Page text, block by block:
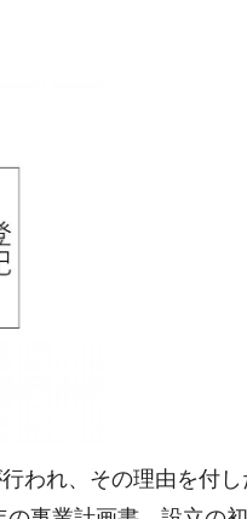
れ、その理由を付し